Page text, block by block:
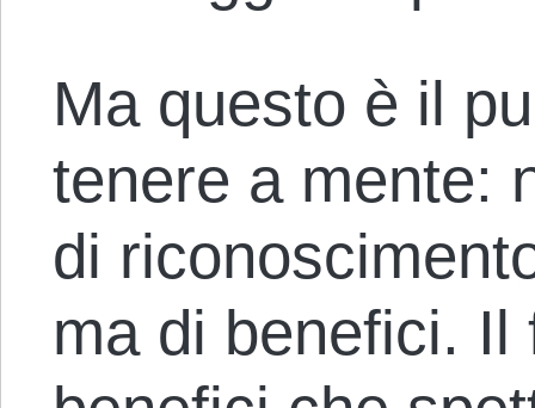
Ma questo è il
tenere a mente:
di
ma di benefici.